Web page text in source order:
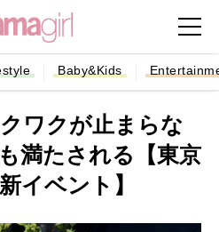
Baby&Kids
ワクが止まらな
満たされる【東京
イベント】